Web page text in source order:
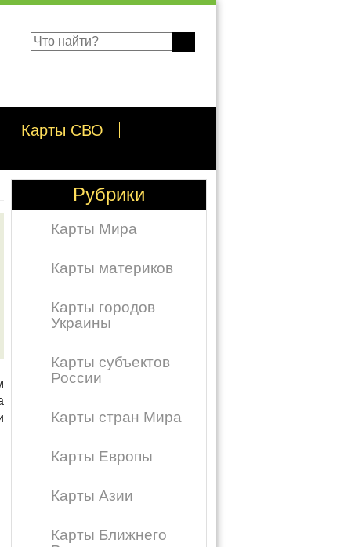
Карты СВО
Рубрики
Карты Мира
Карты материков
Карты городов
Украины
Карты субъектов
России
Карты стран Мира
Карты Европы
Карты Азии
Карты Ближнего